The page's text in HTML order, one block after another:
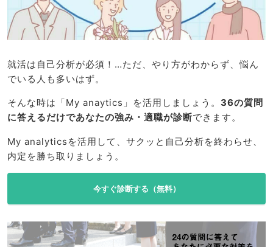
就活は自己分析が必須！…ただ、やり方がわからず、悩ん
でいる人も多いはず。
そんな時は「My anaytics」を活用しましょう。 36の質問
に答えるだけであなたの強み・適職が診断できます。
My analyticsを活用して、サクッと自己分析を終わらせ、
内定を勝ち取りましょう。
今すぐ診断する（無料）